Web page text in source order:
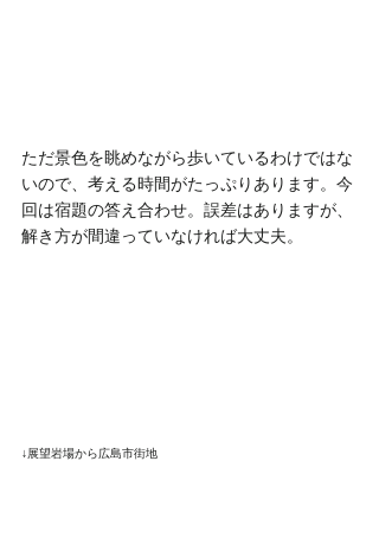
ただ景色を眺めながら歩いているわけではな
いので、考える時間がたっぷりあります。今
回は宿題の答え合わせ。誤差はありますが、
解き方が間違っていなければ大丈夫。
↓展望岩場から広島市街地